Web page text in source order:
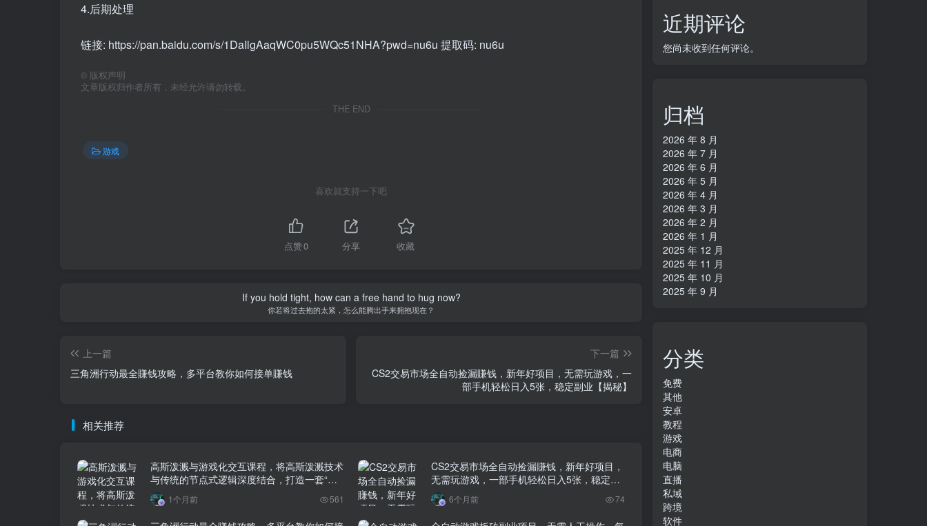
4.后期处理
链接: https://pan.baidu.com/s/1DaIlgAaqWC0pu5WQc51NHA?pwd=nu6u 提取码: nu6u
© 版权声明
文章版权归作者所有，未经允许请勿转载。
THE END
游戏
喜欢就支持一下吧
点赞0 分享 收藏
If you hold tight, how can a free hand to hug now?
你若将过去抱的太紧，怎么能腾出手来拥抱现在？
上一篇
三角洲行动最全賺钱攻略，多平台教你如何接单賺钱
下一篇
CS2交易市场全自动捡漏賺钱，新年好项目，无需玩游戏，一
部手机轻松日入5张，稳定副业【揭秘】
相关推荐
高斯泼溅与游戏化交互课程，将高斯泼溅技术
与传统的节点式逻辑深度结合，打造一套“游
戏化”的沉浸式场景的交互系统
1个月前 561
CS2交易市场全自动捡漏賺钱，新年好项目，
无需玩游戏，一部手机轻松日入5张，稳定副
业【揭秘】
6个月前 74
近期评论
您尚未收到任何评论。
归档
2026 年 8 月
2026 年 7 月
2026 年 6 月
2026 年 5 月
2026 年 4 月
2026 年 3 月
2026 年 2 月
2026 年 1 月
2025 年 12 月
2025 年 11 月
2025 年 10 月
2025 年 9 月
分类
免费
其他
安卓
教程
游戏
电商
电脑
直播
私域
跨境
软件